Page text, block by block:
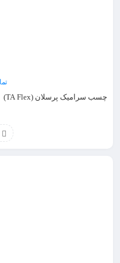
چسب سرامیک پرسلان (TA Flex)